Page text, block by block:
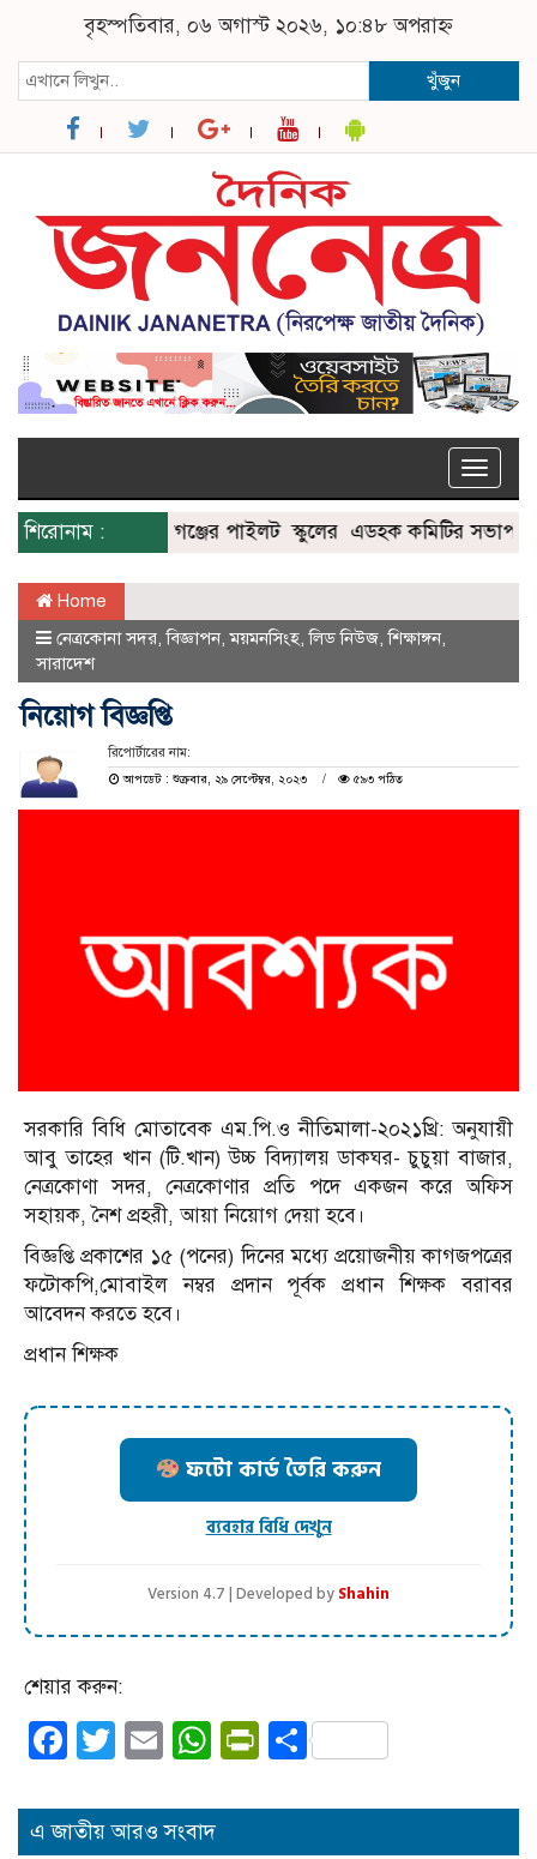
বৃহস্পতিবার, ০৬ অগাস্ট ২০২৬, ১০:৪৮ অপরাহ্ন
খুঁজুন
Toggle
শিরোনাম :মোহনগঞ্জের পাইলট স্কুলের এডহক কমিটির সভাপতি
Home
নেত্রকোনা সদর,বিজ্ঞাপন,ময়মনসিংহ,লিড নিউজ,শিক্ষাঙ্গন,
সারাদেশ
নিয়োগ বিজ্ঞপ্তি
রিপোর্টারের নাম:
আপডেট : শুক্রবার, ২৯ সেপ্টেম্বর, ২০২৩
৫৯৩ পঠিত
সরকারি বিধি মোতাবেক এম.পি.ও নীতিমালা-২০২১খ্রি: অনুযায়ী
আবু তাহের খান (টি.খান) উচ্চ বিদ্যালয় ডাকঘর- চুচুয়া বাজার,
নেত্রকোণা সদর, নেত্রকোণার প্রতি পদে একজন করে অফিস
সহায়ক, নৈশ প্রহরী, আয়া নিয়োগ দেয়া হবে।
বিজ্ঞপ্তি প্রকাশের ১৫ (পনের) দিনের মধ্যে প্রয়োজনীয় কাগজপত্রের
ফটোকপি,মোবাইল নম্বর প্রদান পূর্বক প্রধান শিক্ষক বরাবর
আবেদন করতে হবে।
প্রধান শিক্ষক
ফটো কার্ড তৈরি করুন
ব্যবহার বিধি দেখুন
Version 4.7 | Developed byShahin
শেয়ার করুন:
Facebook
Twitter
EmailWhatsApp
PrintFriendly
Share
এ জাতীয় আরও সংবাদ